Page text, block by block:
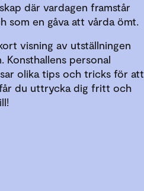
där vardagen framstår
som en gåva att vårda ömt.
visning av utställningen
personal
olika tips och tricks för att
får du uttrycka dig fritt och